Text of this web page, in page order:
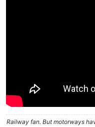
Railway fan. But motorways